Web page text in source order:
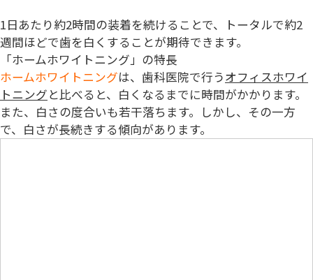
1日あたり約2時間の装着を続けることで、トータルで約2
週間ほどで歯を白くすることが期待できます。
「ホームホワイトニング」の特長
ホームホワイトニングは、歯科医院で行うオフィスホワイ
トニングと比べると、白くなるまでに時間がかかります。
また、白さの度合いも若干落ちます。しかし、その一方
で、 白さが長続きする傾向があります。